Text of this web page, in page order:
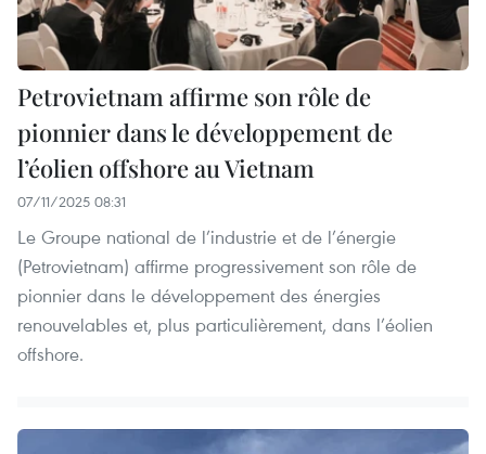
Petrovietnam affirme son rôle de
pionnier dans le développement de
l’éolien offshore au Vietnam
07/11/2025 08:31
Le Groupe national de l’industrie et de l’énergie
(Petrovietnam) affirme progressivement son rôle de
pionnier dans le développement des énergies
renouvelables et, plus particulièrement, dans l’éolien
offshore.